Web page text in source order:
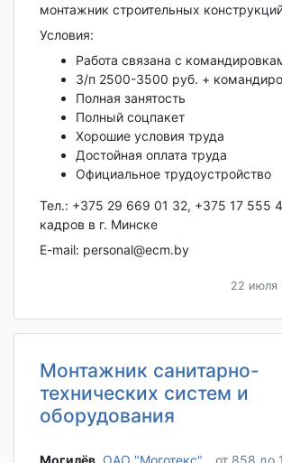
монтажник строительных
Условия:
Работа связана с
З/п 2500-3500 руб. +
Полная занятость
Полный соцпакет
Хорошие условия труда
Достойная оплата труда
Официальное трудоустройство
Тел.: +375 29 669 01 32, +375 17 555
кадров в г. Минске
E-mail: personal@ecm.by
22 июля
Монтажник санитарно-
технических систем и
оборудования